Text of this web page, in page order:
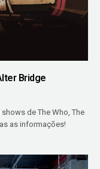
Bridge
de The Who, The
as informações!